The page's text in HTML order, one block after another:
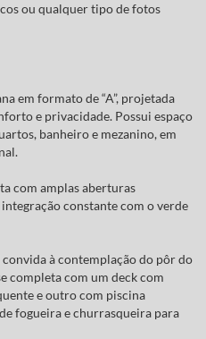
ou qualquer tipo de fotos
em formato de “A”, projetada
e privacidade. Possui espaço
banheiro e mezanino, em
com amplas aberturas
constante com o verde
à contemplação do pôr do
completa com um deck com
e outro com piscina
fogueira e churrasqueira para